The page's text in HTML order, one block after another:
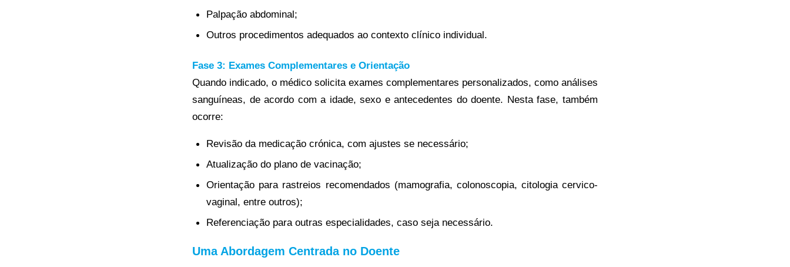
Palpação abdominal;
Outros procedimentos adequados ao contexto clínico individual.
Fase 3: Exames Complementares e Orientação
Quando indicado, o médico solicita exames complementares personalizados, como análises
sanguíneas, de acordo com a idade, sexo e antecedentes do doente. Nesta fase, também
ocorre:
Revisão da medicação crónica, com ajustes se necessário;
Atualização do plano de vacinação;
Orientação para rastreios recomendados (mamografia, colonoscopia, citologia cervico-
vaginal, entre outros);
Referenciação para outras especialidades, caso seja necessário.
Uma Abordagem Centrada no Doente